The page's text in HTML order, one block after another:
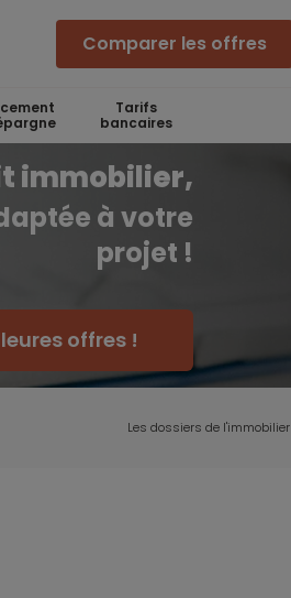
Comparer les offres
Tarifs
bancaires
immobilier,
à votre
projet !
offres !
Les dossiers de l'immobilier